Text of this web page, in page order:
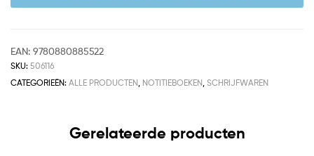
EAN: 9780880885522
SKU: 506116
CATEGORIEËN: ALLE PRODUCTEN NOTITIEBOEKEN SCHRIJFWAREN
Gerelateerde producten